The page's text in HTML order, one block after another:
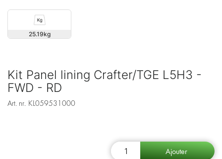
25.19
Kit Panel lining Crafter/TGE L5H3 -
FWD - RD
Art. nr. KL059531000